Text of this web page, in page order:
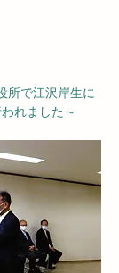
所で江沢岸生に
れました～